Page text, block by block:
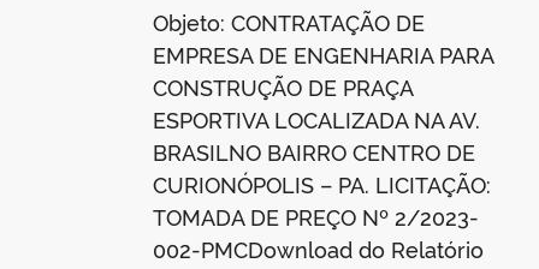
Objeto: CONTRATAÇÃO DE
EMPRESA DE ENGENHARIA PARA
CONSTRUÇÃO DE PRAÇA
ESPORTIVA LOCALIZADA NA AV.
BRASILNO BAIRRO CENTRO DE
CURIONÓPOLIS – PA. LICITAÇÃO:
TOMADA DE PREÇO Nº 2/2023-
002-PMCDownload do Relatório